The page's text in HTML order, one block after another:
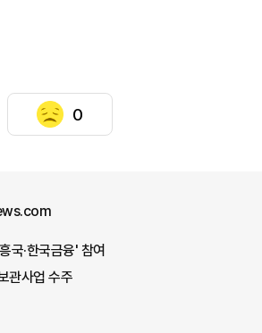
0
국·한국금융' 참여
관사업 수주